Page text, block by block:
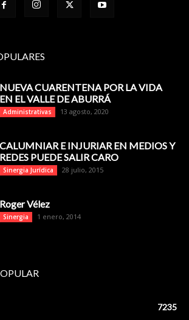
NUEVA CUARENTENA POR LA VIDA
EN EL VALLE DE ABURRÁ
Administrativas 13 agosto, 2020
CALUMNIAR E INJURIAR EN MEDIOS Y
REDES PUEDE SALIR CARO
Sinergia Jurídica 28 julio, 2015
Roger Vélez
Sinergia 1 enero, 2014
7235